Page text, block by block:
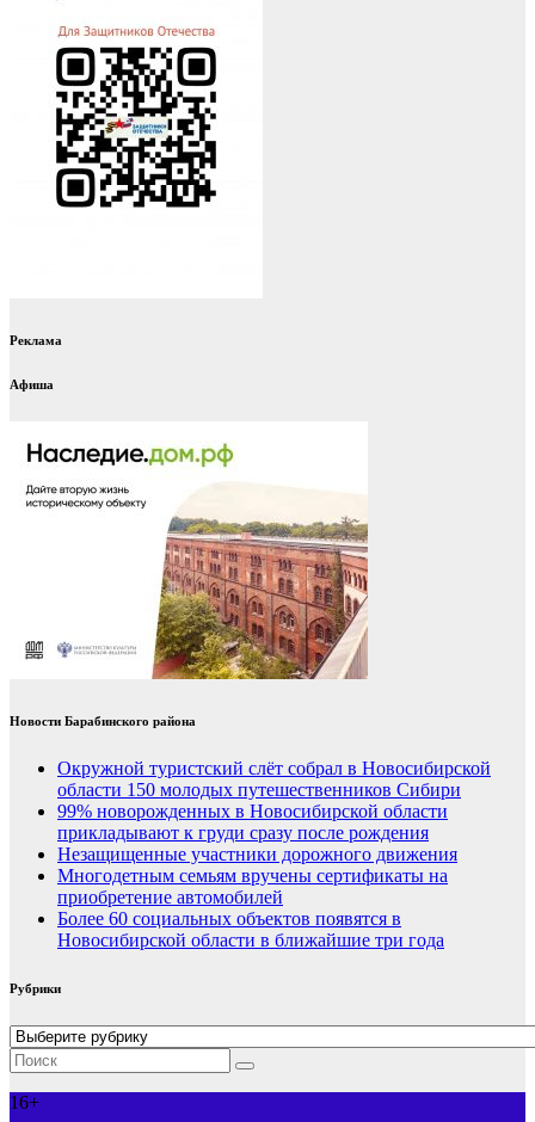
Реклама
Афиша
Новости Барабинского района
Окружной туристский слёт собрал в Новосибирской
области 150 молодых путешественников Сибири
99% новорожденных в Новосибирской области
прикладывают к груди сразу после рождения
Незащищенные участники дорожного движения
Многодетным семьям вручены сертификаты на
приобретение автомобилей
Более 60 социальных объектов появятся в
Новосибирской области в ближайшие три года
Рубрики
Рубрики
16+